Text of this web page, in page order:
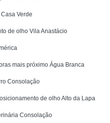
Verde
de olho Vila Anastácio
mais próximo Água Branca
Consolação
de olho Alto da Lapa
Consolação